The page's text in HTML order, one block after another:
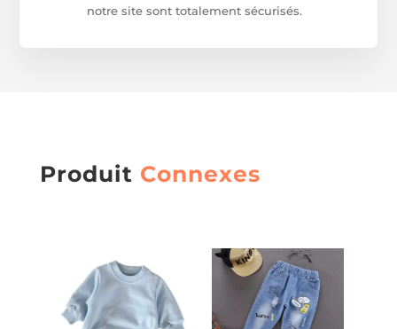
notre site sont totalement sécurisés.
Produit Connexes